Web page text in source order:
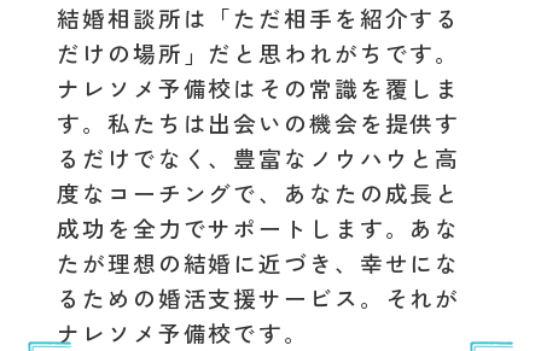
結婚相談所は「ただ相手を紹介する
だけの場所」だと思われがちです。
ナレソメ予備校はその常識を覆しま
す。私たちは出会いの機会を提供す
るだけでなく、豊富なノウハウと高
度なコーチングで、あなたの成長と
成功を全力でサポートします。あな
たが理想の結婚に近づき、幸せにな
るための婚活支援サービス。それが
ナレソメ予備校です。